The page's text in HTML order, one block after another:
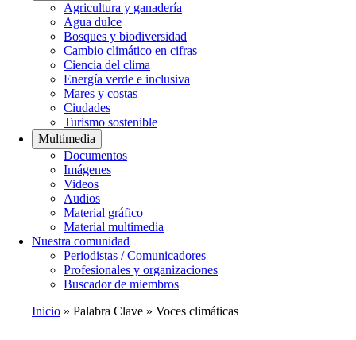
Agricultura y ganadería
Agua dulce
Bosques y biodiversidad
Cambio climático en cifras
Ciencia del clima
Energía verde e inclusiva
Mares y costas
Ciudades
Turismo sostenible
Multimedia
Documentos
Imágenes
Videos
Audios
Material gráfico
Material multimedia
Nuestra comunidad
Periodistas / Comunicadores
Profesionales y organizaciones
Buscador de miembros
Inicio Palabra Clave Voces climáticas